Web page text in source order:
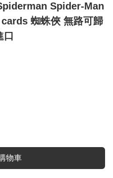
Spider-Man
蜘蛛俠 無路可歸
物車